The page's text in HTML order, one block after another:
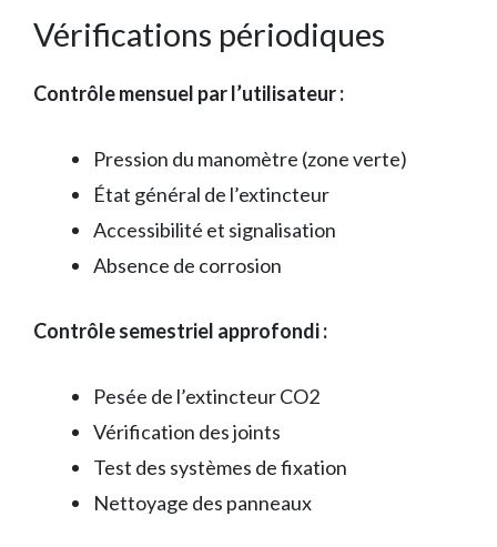
Vérifications périodiques
Contrôle mensuel par l’utilisateur :
Pression du manomètre (zone verte)
État général de l’extincteur
Accessibilité et signalisation
Absence de corrosion
Contrôle semestriel approfondi :
Pesée de l’extincteur CO2
Vérification des joints
Test des systèmes de fixation
Nettoyage des panneaux